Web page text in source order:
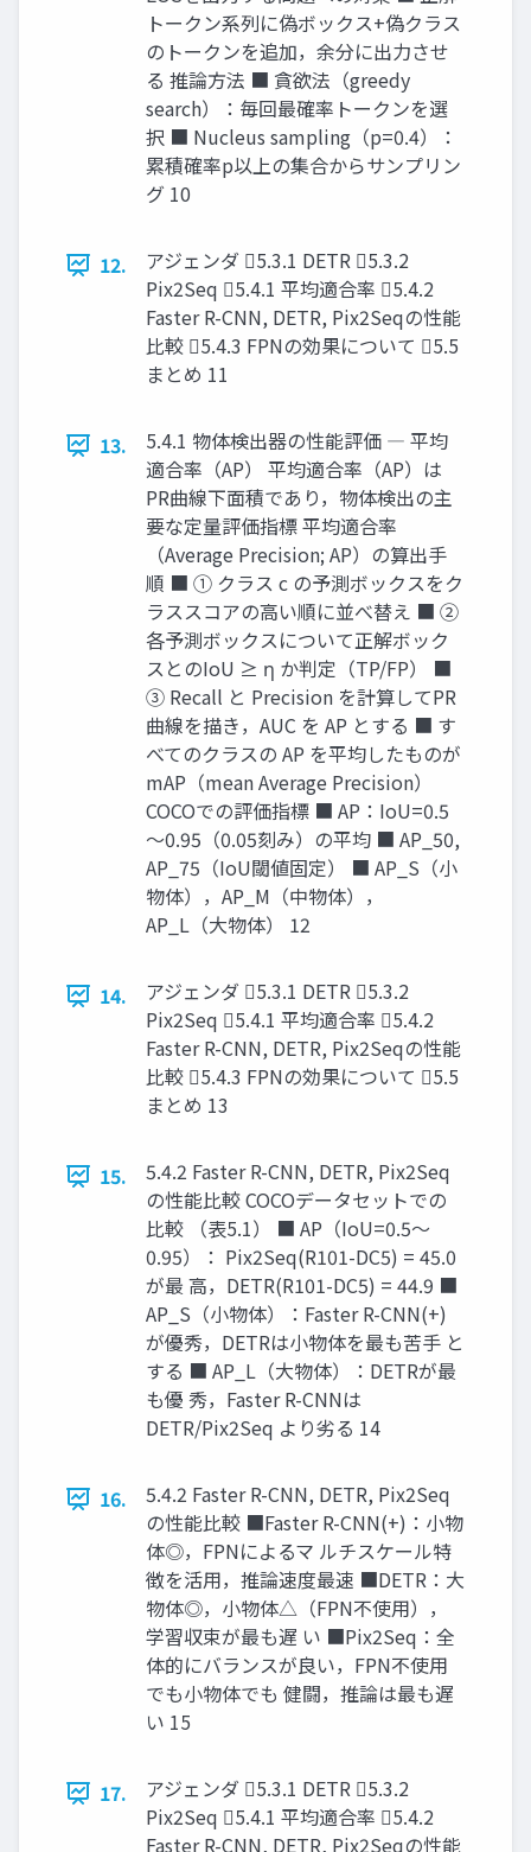
トークン系列に偽ボックス+偽クラス
のトークンを追加，余分に出力させ
る 推論方法 ■ 貪欲法（greedy
search）：毎回最確率トークンを選
択 ■ Nucleus sampling（p=0.4）：
累積確率p以上の集合からサンプリン
グ 10
12.
アジェンダ 5.3.1 DETR 5.3.2
Pix2Seq 5.4.1 平均適合率 5.4.2
Faster R-CNN, DETR, Pix2Seqの性能
比較 5.4.3 FPNの効果について 5.5
まとめ 11
13.
5.4.1 物体検出器の性能評価 ― 平均
適合率（AP） 平均適合率（AP）は
PR曲線下面積であり，物体検出の主
要な定量評価指標 平均適合率
（Average Precision; AP）の算出手
順 ■ ① クラス c の予測ボックスをク
ラススコアの高い順に並べ替え ■ ②
各予測ボックスについて正解ボック
スとのIoU ≥ η か判定（TP/FP） ■
③ Recall と Precision を計算してPR
曲線を描き，AUC を AP とする ■ す
べてのクラスの AP を平均したものが
mAP（mean Average Precision）
COCOでの評価指標 ■ AP：IoU=0.5
～0.95（0.05刻み）の平均 ■ AP_50,
AP_75（IoU閾値固定） ■ AP_S（小
物体），AP_M（中物体），
AP_L（大物体） 12
14.
アジェンダ 5.3.1 DETR 5.3.2
Pix2Seq 5.4.1 平均適合率 5.4.2
Faster R-CNN, DETR, Pix2Seqの性能
比較 5.4.3 FPNの効果について 5.5
まとめ 13
15.
5.4.2 Faster R-CNN, DETR, Pix2Seq
の性能比較 COCOデータセットでの
比較 （表5.1） ■ AP（IoU=0.5～
0.95）： Pix2Seq(R101-DC5) = 45.0
が最 高，DETR(R101-DC5) = 44.9 ■
AP_S（小物体）：Faster R-CNN(+)
が優秀，DETRは小物体を最も苦手 と
する ■ AP_L（大物体）：DETRが最
も優 秀，Faster R-CNNは
DETR/Pix2Seq より劣る 14
16.
5.4.2 Faster R-CNN, DETR, Pix2Seq
の性能比較 ■Faster R-CNN(+)：小物
体◎，FPNによるマ ルチスケール特
徴を活用，推論速度最速 ■DETR：大
物体◎，小物体△（FPN不使用），
学習収束が最も遅 い ■Pix2Seq：全
体的にバランスが良い，FPN不使用
でも小物体でも 健闘，推論は最も遅
い 15
17.
アジェンダ 5.3.1 DETR 5.3.2
Pix2Seq 5.4.1 平均適合率 5.4.2
Faster R-CNN, DETR, Pix2Seqの性能